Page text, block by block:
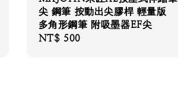
尖 鋼筆 按動出尖膠桿 輕量版
多角形鋼筆 附吸墨器EF尖
Regular
NT$ 500